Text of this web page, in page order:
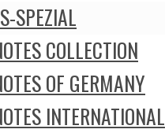
SPEZIAL
COLLECTION
OF GERMANY
INTERNATIONAL